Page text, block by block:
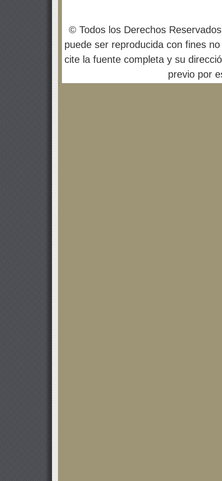
© Todos los Derechos
puede ser reproducida con fines
cite la fuente completa y su
previo por